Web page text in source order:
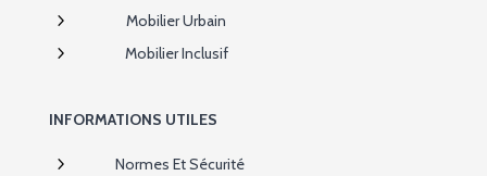
5 Mobilier Urbain
5 Mobilier Inclusif
INFORMATIONS UTILES
5 Normes Et Sécurité